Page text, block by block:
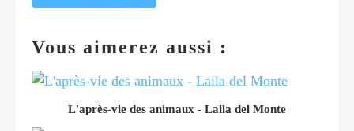
Vous aimerez aussi :
L'après-vie des animaux - Laila del Monte